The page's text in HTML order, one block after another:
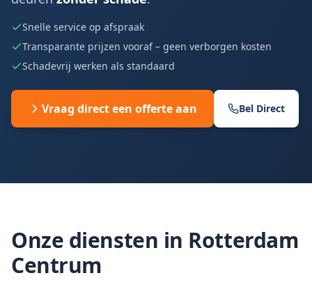
Snelle service op afspraak
Transparante prijzen vooraf – geen verborgen kosten
Schadevrij werken als standaard
Vraag direct een offerte aan Bel Direct
Onze diensten in Rotterdam
Centrum